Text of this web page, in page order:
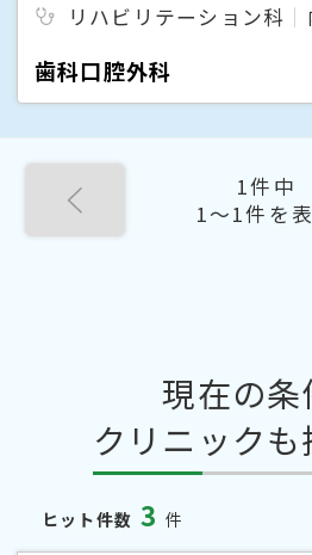
リハビリテーション科
歯科口腔外科
1件中
1〜1件を
現在の条
クリニック
ヒット件数 3 件